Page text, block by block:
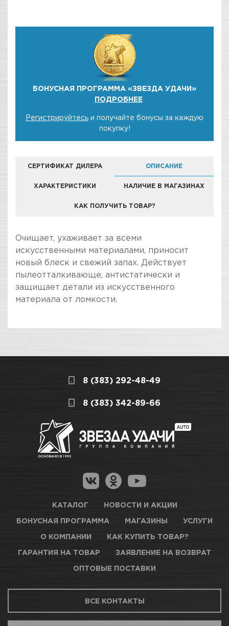
БОНУСНАЯ ПРОГРАММА «ЗВЕЗДА УДАЧИ»
ПОДРОБНЕЕ
Регистрируйтесь и получайте бонусы за каждую
покупку!
СЕРТИФИКАТ ДИЛЕРА ОПИСАНИЕ
ХАРАКТЕРИСТИКИ НАЛИЧИЕ В МАГАЗИНАХ
КАК ПОЛУЧИТЬ ТОВАР?
КОМПАНИЯ "ЗВЕЗДА УДАЧИ" ЯВЛЯЕТСЯ
ОФИЦИАЛЬНЫМ ДИЛЕРОМ БРЕНДА SONAX
Очищает, ухаживает за всеми
искусственными материалами, приносит
новый блеск и свежий запах. Действует
пылеотталкивающе, антистатически и
защищает детали из искусственного
материала от ломкости.
СКЛАДСКОЙ КОМПЛЕКС
Много
Новосибирск, Петухова, 27/3
КАРТА ПРОЕЗДА И КОНТАКТЫ
Новосибирск, Богдана Хмельницкого, 1/1
получение товара максимально комфортными,
поэтому подготовили для Вас самую
Как купить товар?
Гарантия на товар
Магазины для получения товара
Оптовые поставки
8 (383) 292-48-49
8 (383) 342-89-66
КАТАЛОГ НОВОСТИ И АКЦИИ
БОНУСНАЯ ПРОГРАММА МАГАЗИНЫ УСЛУГИ
О КОМПАНИИ КАК КУПИТЬ ТОВАР?
ГАРАНТИЯ НА ТОВАР ЗАЯВЛЕНИЕ НА ВОЗВРАТ
ОПТОВЫЕ ПОСТАВКИ
ВСЕ КОНТАКТЫ